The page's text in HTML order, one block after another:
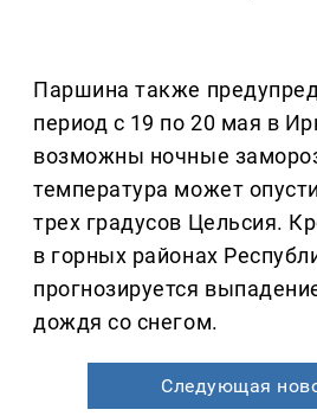
Паршина также
период с 19 по 20 мая в
возможны ночные
температура может
трех градусов Цельсия.
в горных районах
прогнозируется
дождя со снегом.
Следующая